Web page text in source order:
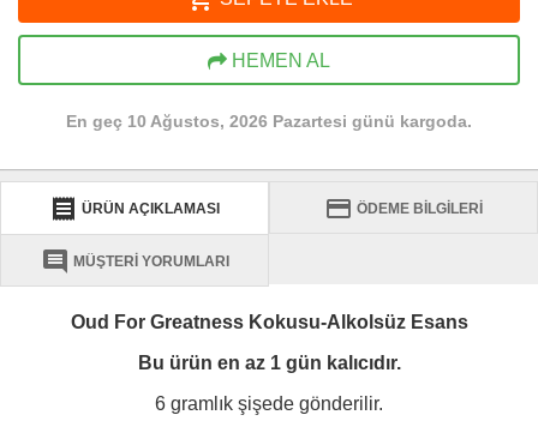
HEMEN AL
En geç 10 Ağustos, 2026 Pazartesi günü kargoda.
receipt ÜRÜN AÇIKLAMASI credit_card ÖDEME BİLGİLERİ
comment MÜŞTERİ YORUMLARI
Oud For Greatness Kokusu-Alkolsüz Esans
Bu ürün en az 1 gün kalıcıdır.
6 gramlık şişede gönderilir.